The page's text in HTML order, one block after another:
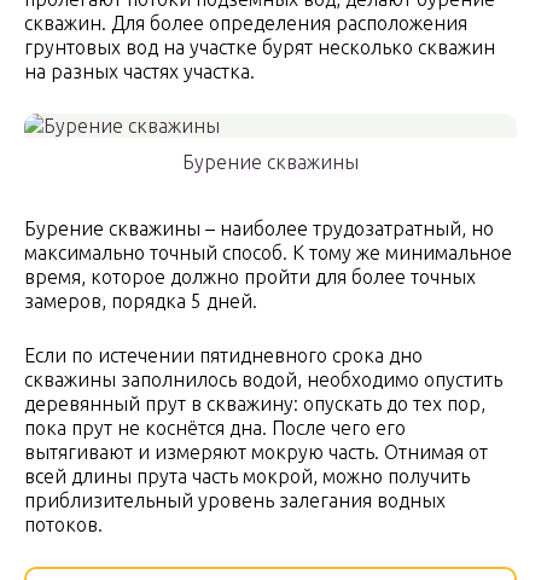
скважин. Для более определения расположения
грунтовых вод на участке бурят несколько скважин
на разных частях участка.
Бурение скважины
Бурение скважины – наиболее трудозатратный, но
максимально точный способ. К тому же минимальное
время, которое должно пройти для более точных
замеров, порядка 5 дней.
Если по истечении пятидневного срока дно
скважины заполнилось водой, необходимо опустить
деревянный прут в скважину: опускать до тех пор,
пока прут не коснётся дна. После чего его
вытягивают и измеряют мокрую часть. Отнимая от
всей длины прута часть мокрой, можно получить
приблизительный уровень залегания водных
потоков.